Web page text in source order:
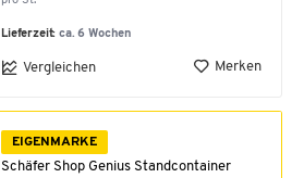
Lieferzeit:ca. 6 Wochen
Vergleichen Merken
EIGENMARKE
Schäfer Shop Genius Standcontainer